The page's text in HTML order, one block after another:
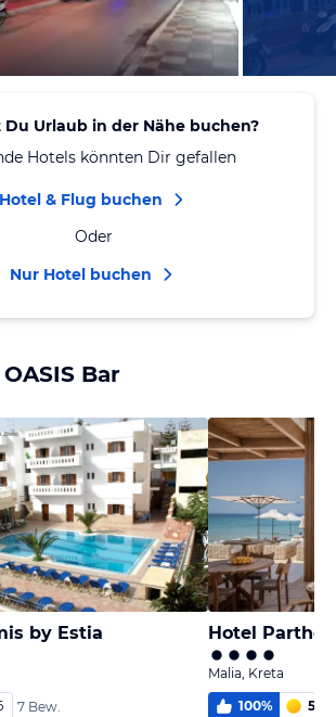
Du Urlaub in der Nähe buchen?
Hotels könnten Dir gefallen
Hotel & Flug buchen
Oder
Nur Hotel buchen
Bar
by Estia
7 Bew.
Hotel
Malia, Kreta
100% 5,5